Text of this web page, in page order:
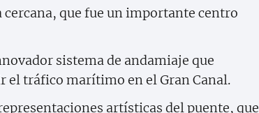
que fue un importante centro
sistema de andamiaje que
tráfico marítimo en el Gran Canal.
artísticas del puente, que